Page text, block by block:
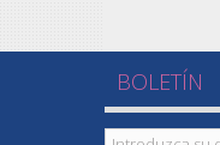
BOLETÍN